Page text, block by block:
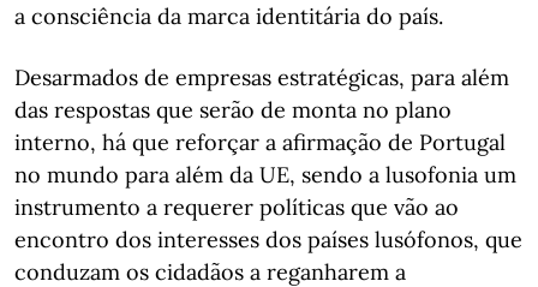
a consciência da marca identitária do país.
Desarmados de empresas estratégicas, para além
das respostas que serão de monta no plano
interno, há que reforçar a afirmação de Portugal
no mundo para além da UE, sendo a lusofonia um
instrumento a requerer políticas que vão ao
encontro dos interesses dos países lusófonos, que
conduzam os cidadãos a reganharem a